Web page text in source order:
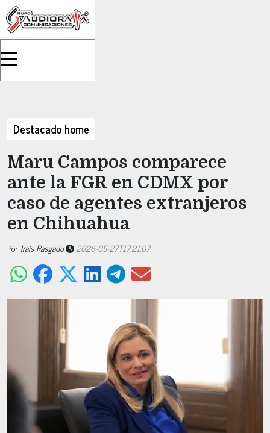
Destacado home
Maru Campos comparece
ante la FGR en CDMX por
caso de agentes extranjeros
en Chihuahua
Por Irais Rasgado 2026-05-27T17:21:07